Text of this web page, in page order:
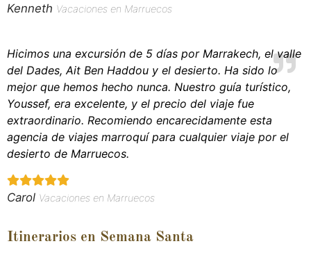
Kenneth Vacaciones en Marruecos
Hicimos una excursión de 5 días por Marrakech, el valle
del Dades, Ait Ben Haddou y el desierto. Ha sido lo
mejor que hemos hecho nunca. Nuestro guía turístico,
Youssef, era excelente, y el precio del viaje fue
extraordinario. Recomiendo encarecidamente esta
agencia de viajes marroquí para cualquier viaje por el
desierto de Marruecos.
Carol Vacaciones en Marruecos
Itinerarios en Semana Santa